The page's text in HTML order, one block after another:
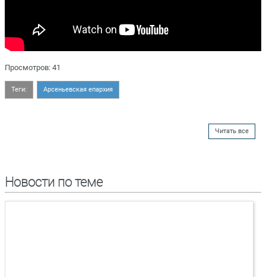
Просмотров: 41
Теги: Арсеньевская епархия
Читать все
Новости по теме